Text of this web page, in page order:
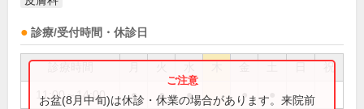
診療/受付時間・休診日
祝
11:00～14:00 ● ● ● ●
お盆(8月中旬)は休診・休業の場合があります。来院前